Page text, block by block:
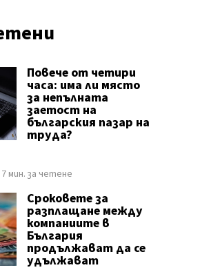
Повече от четири
часа: има ли място
за непълната
заетост на
българския пазар на
труда?
7 мин. за четене
Сроковете за
разплащане между
компаниите в
България
продължават да се
удължават